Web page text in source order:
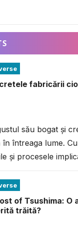
fabricării
său bogat și
în întreaga lume.
și procesele
of Tsushima: O
trăită?